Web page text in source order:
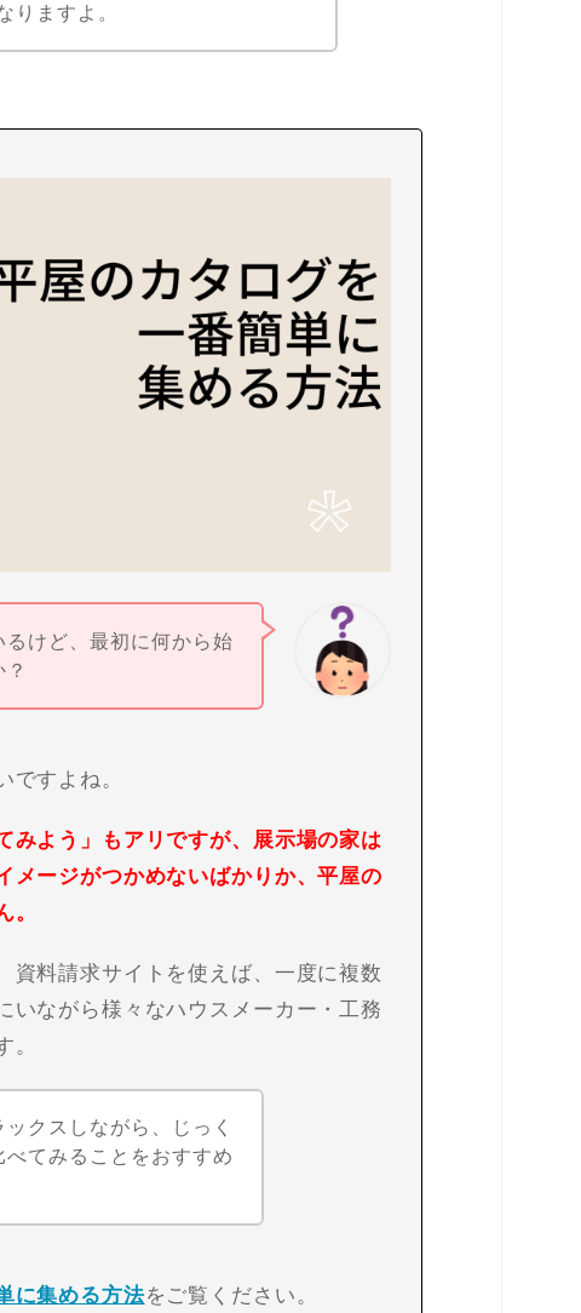
りますよ。
るけど、最初に何から始
ですよね。
みよう」もアリですが、展示場の家は
メージがつかめないばかりか、平屋の
。
資料請求サイトを使えば、一度に複数
いながら様々なハウスメーカー・工務
。
クスしながら、じっく
てみることをおすすめ
に集める方法をご覧ください。